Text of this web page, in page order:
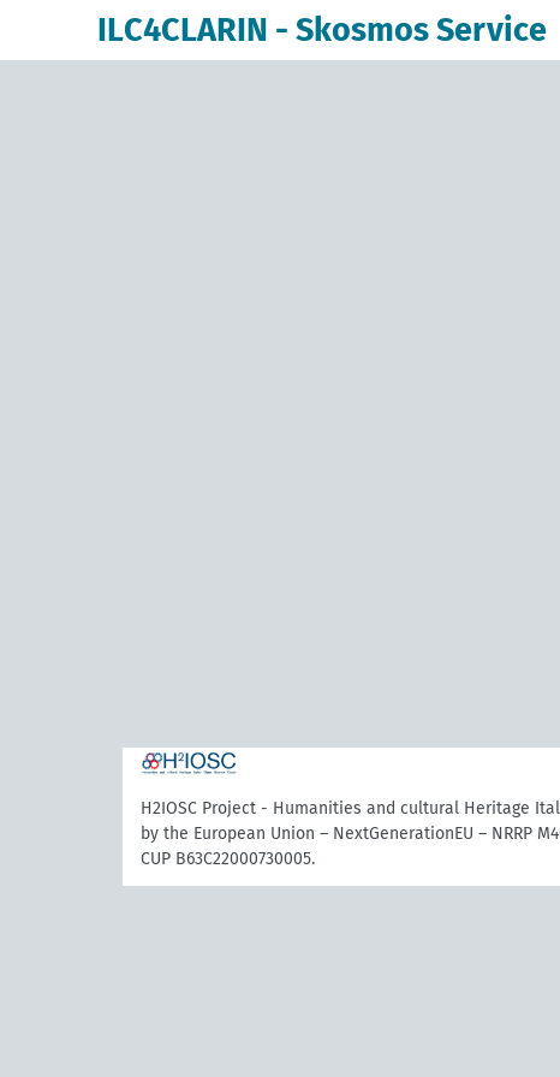
ILC4CLARIN - Skosmos Service
H2IOSC Project - Humanities and cultural Heritage
by the European Union – NextGenerationEU – NRRP
CUP B63C22000730005.